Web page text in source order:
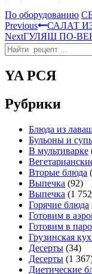
Categories
По оборудованию
Навигация
по
записям
Previous
САЛАТ
NextГУЛЯШ ПО-
Search
for:
YA РСЯ
Рубрики
Блюда из
Бульоны и
В мультиварке
Вторые блюда
Выпечка (92)
Выпечка (1
Горячие блюда
Готовим в
Готовим в
Грузинская
Десерты (34)
Десерты (1
Диетические